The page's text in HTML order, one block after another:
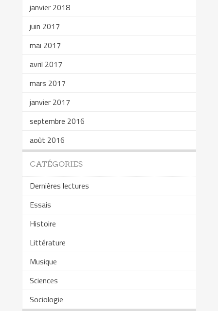
janvier 2018
juin 2017
mai 2017
avril 2017
mars 2017
janvier 2017
septembre 2016
août 2016
CATÉGORIES
Dernières lectures
Essais
Histoire
Littérature
Musique
Sciences
Sociologie